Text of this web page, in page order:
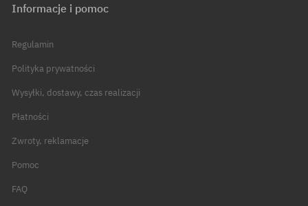
Informacje i pomoc
Regulamin
Polityka prywatności
Wysyłki, dostawy, czas realizacji
Płatności
Zwroty, reklamacje
Pomoc
FAQ